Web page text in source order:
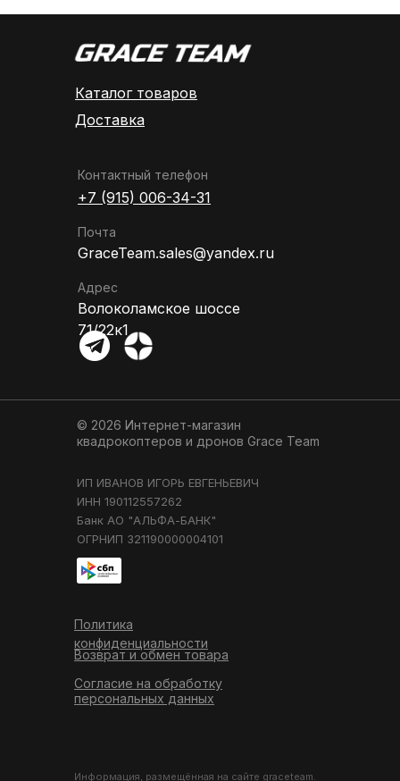
Политика
конфиденциальности
Каталог товаров
© 2026 Интернет-магазин
квадрокоптеров и дронов Grace Team
Информация, размещённая на сайте graceteam.
Доставка
Контактный телефон
Почта
Адрес
Волоколамское шоссе
71/22к1
GraceTeam.sales@yandex.ru
+7 (915) 006-34-31
ИП ИВАНОВ ИГОРЬ ЕВГЕНЬЕВИЧ
ИНН 190112557262
Банк АО "АЛЬФА-БАНК"
ОГРНИП 321190000004101
Возврат и обмен товара
Согласие на обработку
персональных данных